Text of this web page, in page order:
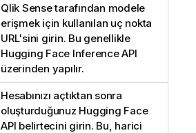
Qlik Sensetarafından modele
erişmek için kullanılan uç nokta
URL'sini girin. Bu genellikle
Hugging Face Inference API
üzerinden yapılır.
Hesabınızı açtıktan sonra
oluşturduğunuz Hugging Face
API belirtecini girin. Bu, harici